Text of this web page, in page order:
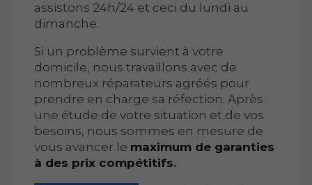
assistons 24h/24 et ceci du lundi au
dimanche.
Si un problème survient à votre
domicile, nous travaillons avec de
nombreux réparateurs agréés pour
prendre en charge sa réfection. Après
une étude de votre situation et de vos
besoins, nous sommes en mesure de
vous avancer le maximum de garanties
à des prix compétitifs.